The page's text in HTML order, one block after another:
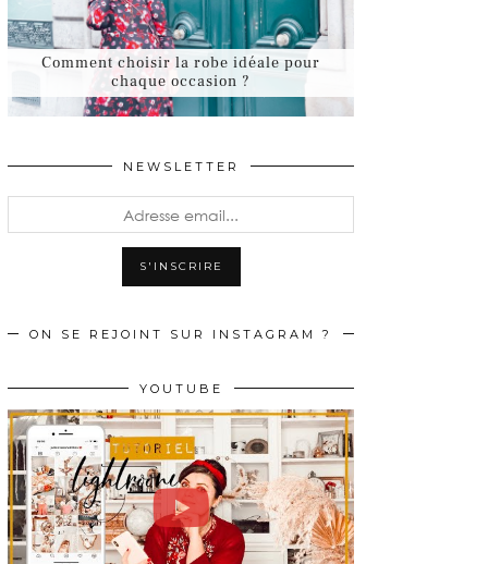
Comment choisir la robe idéale pour
chaque occasion ?
NEWSLETTER
ON SE REJOINT SUR INSTAGRAM ?
YOUTUBE